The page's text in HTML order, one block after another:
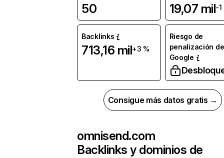
50 19,07 mil-1
Backlinks
713,16 mil+3 %
Riesgo de
penalización de
Google
Consigue más datos gratis →
omnisend.com
Backlinks y dominios de